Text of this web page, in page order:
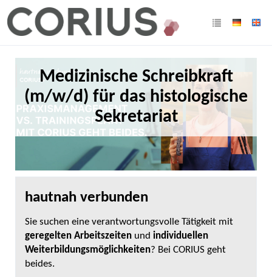
Medizinische Schreibkraft
(m/w/d) für das histologische
Sekretariat
hautnah verbunden
Sie suchen eine verantwortungsvolle Tätigkeit mit
geregelten Arbeitszeiten und individuellen
Weiterbildungsmöglichkeiten? Bei CORIUS geht
beides.